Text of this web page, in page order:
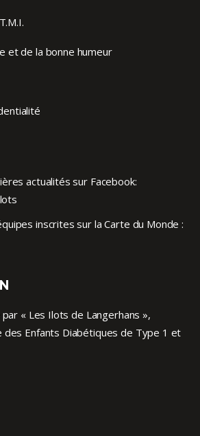
et de la bonne humeur
actualités sur Facebook:
inscrites sur la Carte du Monde :
« Les Ilots de Langerhans »,
des Enfants Diabétiques de Type 1 et